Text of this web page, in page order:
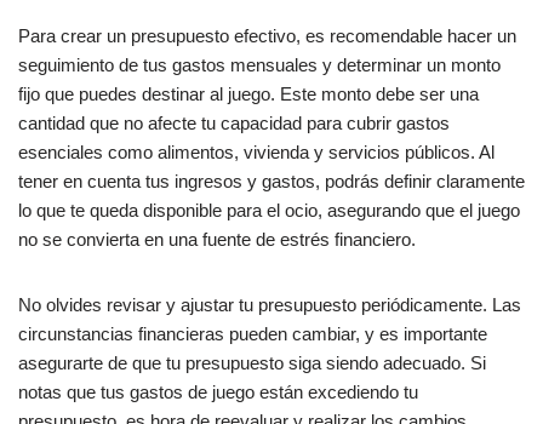
Para crear un presupuesto efectivo, es recomendable hacer un
seguimiento de tus gastos mensuales y determinar un monto
fijo que puedes destinar al juego. Este monto debe ser una
cantidad que no afecte tu capacidad para cubrir gastos
esenciales como alimentos, vivienda y servicios públicos. Al
tener en cuenta tus ingresos y gastos, podrás definir claramente
lo que te queda disponible para el ocio, asegurando que el juego
no se convierta en una fuente de estrés financiero.
No olvides revisar y ajustar tu presupuesto periódicamente. Las
circunstancias financieras pueden cambiar, y es importante
asegurarte de que tu presupuesto siga siendo adecuado. Si
notas que tus gastos de juego están excediendo tu